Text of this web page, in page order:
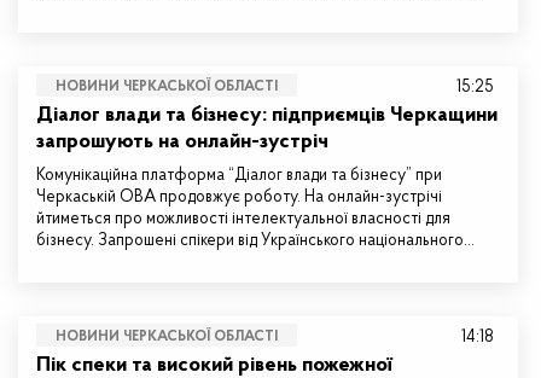
НОВИНИ ЧЕРКАСЬКОЇ ОБЛАСТІ
Діалог влади та бізнесу: підприємців Черкащини
запрошують на онлайн-зустріч
Комунікаційна платформа “Діалог влади та бізнесу” при
Черкаській ОВА продовжує роботу. На онлайн-зустрічі
йтиметься про можливості інтелектуальної власності для
бізнесу. Запрошені спікери від Українського національного…
15:25
НОВИНИ ЧЕРКАСЬКОЇ ОБЛАСТІ
Пік спеки та високий рівень пожежної
14:18